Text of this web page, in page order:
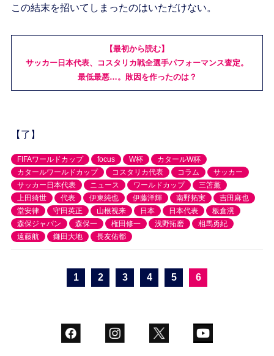
この結末を招いてしまったのはいただけない。
【最初から読む】
サッカー日本代表、コスタリカ戦全選手パフォーマンス査定。
最低最悪…。敗因を作ったのは？
【了】
FIFAワールドカップ focus W杯
カタールW杯
カタールワールドカップ
コスタリカ代表 コラム
サッカー
サッカー日本代表
ニュース ワールドカップ
三笘薫
上田綺世
代表 伊東純也 伊藤洋輝 南野拓実
吉田麻也
堂安律
守田英正 山根視来 日本 日本代表
板倉滉
森保ジャパン
森保一 権田修一 浅野拓磨
相馬勇紀
遠藤航
鎌田大地 長友佑都
1 2 3 4 5 6